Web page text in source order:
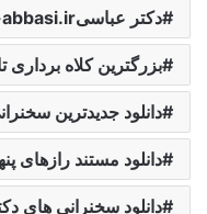
دکتر عباسیdr-abbasi.ir
بزرگترین کلاه برداری
دانلود جدیدترین
دانلود مستند رازهای
دانلود سخنرانی های